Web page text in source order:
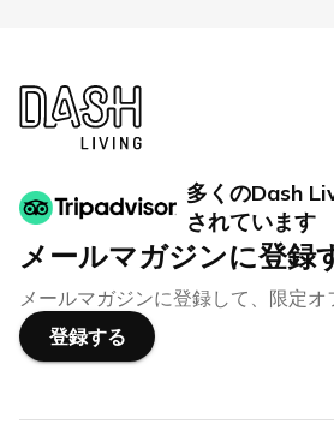
多くのDash
されています
メールマガジンに登録
メールマガジンに登録して、限定オ
登録する